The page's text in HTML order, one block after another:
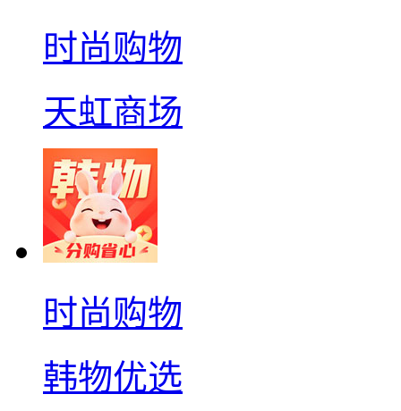
时尚购物
天虹商场
时尚购物
韩物优选